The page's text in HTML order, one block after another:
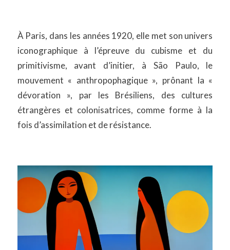
À Paris, dans les années 1920, elle met son univers
iconographique à l’épreuve du cubisme et du
primitivisme, avant d’initier, à São Paulo, le
mouvement « anthropophagique », prônant la «
dévoration », par les Brésiliens, des cultures
étrangères et colonisatrices, comme forme à la
fois d’assimilation et de résistance.